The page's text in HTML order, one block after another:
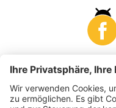
Business